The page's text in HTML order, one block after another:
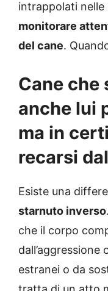
intrappolati nelle
monitorare
del cane.
Cane che
anche lui
ma in
recarsi
Esiste una
starnuto inverso
che il corpo
dall’aggressione
estranei o da